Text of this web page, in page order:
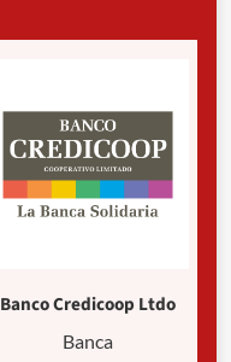
Banco Credicoop Ltdo
Banca